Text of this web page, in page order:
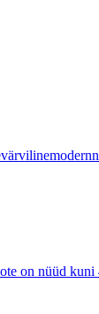
on nüüd kuni